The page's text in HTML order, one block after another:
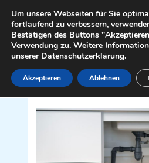
Inhalt
springen
Sanitär Installateur für
Um unsere Webseiten für Sie
fortlaufend zu verbessern,
Bestätigen des Buttons
Verwendung zu. Weitere
unserer Datenschutzerklärung.
Akzeptieren Ablehnen